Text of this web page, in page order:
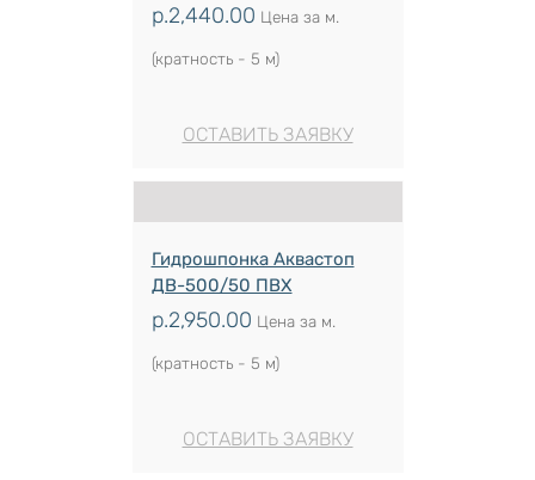
р.2,440.00 Цена за м.
(кратность - 5 м)
ОСТАВИТЬ ЗАЯВКУ
Гидрошпонка Аквастоп
ДВ-500/50 ПВХ
р.2,950.00 Цена за м.
(кратность - 5 м)
ОСТАВИТЬ ЗАЯВКУ